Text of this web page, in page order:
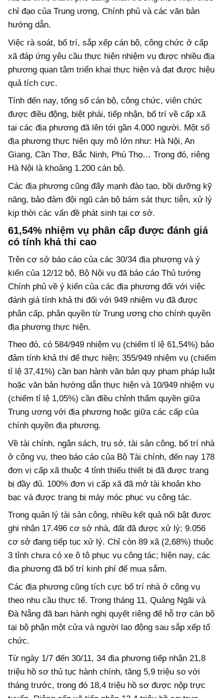
chỉ đạo của Trung ương, Chính phủ và các văn bản
hướng dẫn.
Việc rà soát, bố trí, sắp xếp cán bộ, công chức ở cấp
xã đáp ứng yêu cầu thực hiện nhiệm vụ được nhiều địa
phương quan tâm triển khai thực hiện và đạt được hiệu
quả tích cực.
Tính đến nay, tổng số cán bộ, công chức, viên chức
được điều động, biệt phái, tiếp nhận, bố trí về cấp xã
tại các địa phương đã lên tới gần 4.000 người. Một số
địa phương thực hiện quy mô lớn như: Hà Nội, An
Giang, Cần Thơ, Bắc Ninh, Phú Thọ… Trong đó, riêng
Hà Nội là khoảng 1.200 cán bộ.
Các địa phương cũng đẩy mạnh đào tạo, bồi dưỡng kỹ
năng, bảo đảm đội ngũ cán bộ bám sát thực tiễn, xử lý
kịp thời các vấn đề phát sinh tại cơ sở.
61,54% nhiệm vụ phân cấp được đánh giá
có tính khả thi cao
Trên cơ sở báo cáo của các 30/34 địa phương và ý
kiến của 12/12 bộ, Bộ Nội vụ đã báo cáo Thủ tướng
Chính phủ về ý kiến của các địa phương đối với việc
đánh giá tính khả thi đối với 949 nhiệm vụ đã được
phân cấp, phân quyền từ Trung ương cho chính quyền
địa phương thực hiện.
Theo đó, có 584/949 nhiệm vụ (chiếm tỉ lệ 61,54%) bảo
đảm tính khả thi để thực hiện; 355/949 nhiệm vụ (chiếm
tỉ lệ 37,41%) cần ban hành văn bản quy phạm pháp luật
hoặc văn bản hướng dẫn thực hiện và 10/949 nhiệm vụ
(chiếm tỉ lệ 1,05%) cần điều chỉnh thẩm quyền giữa
Trung ương với địa phương hoặc giữa các cấp của
chính quyền địa phương.
Về tài chính, ngân sách, trụ sở, tài sản công, bố trí nhà
ở công vụ, theo báo cáo của Bộ Tài chính, đến nay 178
đơn vị cấp xã thuộc 4 tỉnh thiếu thiết bị đã được trang
bị đầy đủ. 100% đơn vị cấp xã đã mở tài khoản kho
bạc và được trang bị máy móc phục vụ công tác.
Trong quản lý tài sản công, nhiều kết quả nổi bật được
ghi nhận 17.496 cơ sở nhà, đất đã được xử lý; 9.056
cơ sở đang tiếp tục xử lý. Chỉ còn 89 xã (2,68%) thuộc
3 tỉnh chưa có xe ô tô phục vụ công tác; hiện nay, các
địa phương đã bố trí kinh phí để mua sắm.
Các địa phương cũng tích cực bố trí nhà ở công vụ
theo nhu cầu thực tế. Trong tháng 11, Quảng Ngãi và
Đà Nẵng đã ban hành nghị quyết riêng để hỗ trợ cán bộ
tại bộ phận một cửa và người lao động sau sắp xếp tổ
chức.
Từ ngày 1/7 đến 30/11, 34 địa phương tiếp nhận 21,8
triệu hồ sơ thủ tục hành chính, tăng 5,9 triệu so với
tháng trước, trong đó 18,4 triệu hồ sơ được nộp trực